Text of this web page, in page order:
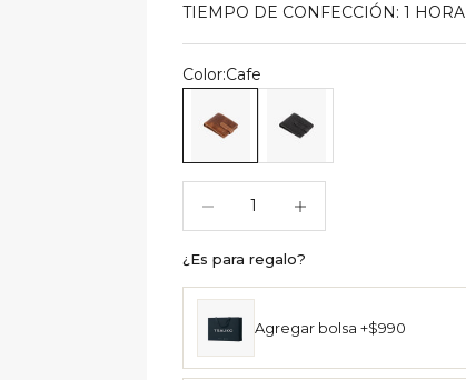
TIEMPO DE CONFECCIÓN: 1 HORA
Color:Cafe
¿Es para regalo?
Agregar bolsa +$990